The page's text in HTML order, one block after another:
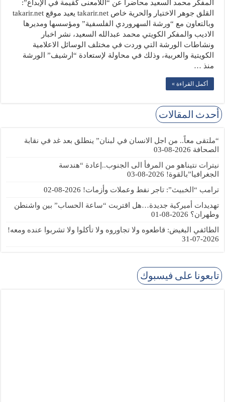
المفكر محمد السعيد محاضراً عن “اللامعنى كقيمة في الإبداع”:
القلق جوهر الاختيار والحرية خاص takarir.net يعيد موقع takarir.net
وبالتعاون مع “ورشة السهروردي الفلسفية” ومؤسسها ومديرها
الاديب والمفكر الكويتي محمد عبدالله السعيد، نشر اخبار
ونشاطات الورشة التي وردت في مختلف الوسائل الاعلامية
الكويتية والعربية، وذلك في محاولة لإستعادة “ارشيف” الورشة
منذ …
أكمل القراءة »
أحدث المقالات
“ملتقى معاً.. من اجل الانسان في لبنان” ينطلق بعد غد في نقابة
الصحافة 2026-08-03
نيترات نتيناهو من المرفأ الى الجنوب..إعادة “هندسة
الجغرافيا”بالقوة! 2026-08-03
ترامب “الخبيث”: تاجر نفط وعملات وأزمات! 2026-08-02
تهديدات أميركية جديدة…هل اقتربت “ساعة الحساب” بين واشنطن
وطهران؟ 2026-08-01
الطائفي البغيض: قاطعوه ولا تجاوروه ولا تأكلوا ولا تشربوا عنده ومعه!
2026-07-31
تابعونا على فيسبوك